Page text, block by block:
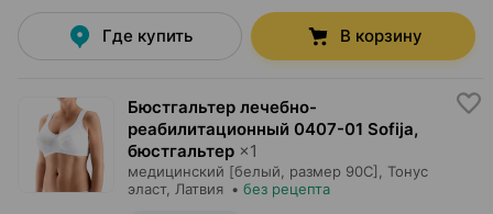
Где купить В корзину
Бюстгальтер лечебно-
реабилитационный 0407-01 Sofija,
бюстгальтер ×1
медицинский [белый, размер 90С],
Тонус
эласт, Латвия • без рецепта